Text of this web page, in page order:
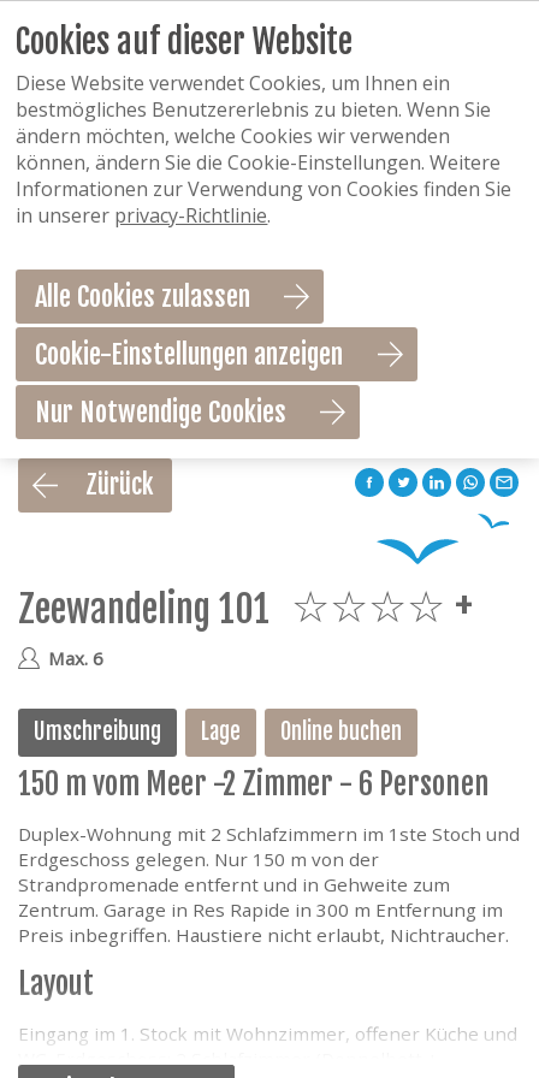
Als Favorit speichern
Zürück
Zeewandeling 101
Max. 6
Umschreibung Lage Online buchen
150 m vom Meer -2 Zimmer - 6 Personen
Duplex-Wohnung mit 2 Schlafzimmern im 1ste Stoch und
Erdgeschoss gelegen. Nur 150 m von der
Strandpromenade entfernt und in Gehweite zum
Zentrum. Garage in Res Rapide in 300 m Entfernung im
Preis inbegriffen. Haustiere nicht erlaubt, Nichtraucher.
Layout
Eingang im 1. Stock mit Wohnzimmer, offener Küche und
Cookies auf dieser Website
Diese Website verwendet Cookies, um Ihnen ein
bestmögliches Benutzererlebnis zu bieten. Wenn Sie
ändern möchten, welche Cookies wir verwenden
können, ändern Sie die Cookie-Einstellungen. Weitere
Informationen zur Verwendung von Cookies finden Sie
in unserer privacy-Richtlinie.
Alle Cookies zulassen
Cookie-Einstellungen anzeigen
Nur Notwendige Cookies